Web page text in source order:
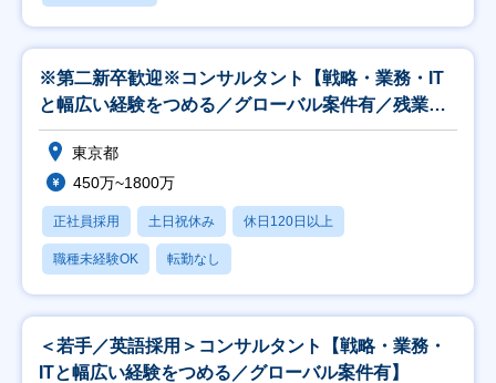
※第二新卒歓迎※コンサルタント【戦略・業務・IT
と幅広い経験をつめる／グローバル案件有／残業
25H】
東京都
450万~1800万
正社員採用 土日祝休み 休日120日以上
職種未経験OK 転勤なし
＜若手／英語採用＞コンサルタント【戦略・業務・
ITと幅広い経験をつめる／グローバル案件有】